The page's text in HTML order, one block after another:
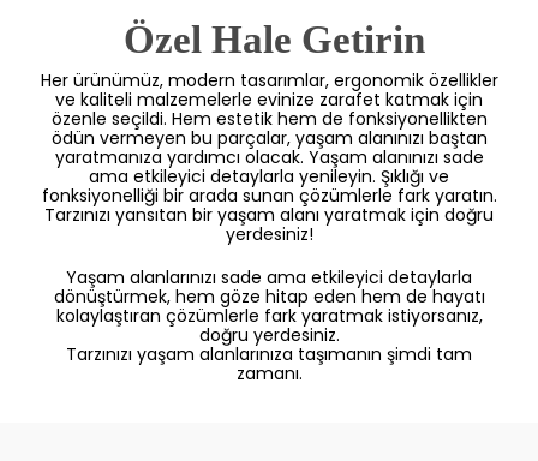
Özel Hale Getirin
Her ürünümüz, modern tasarımlar, ergonomik özellikler
ve kaliteli malzemelerle evinize zarafet katmak için
özenle seçildi. Hem estetik hem de fonksiyonellikten
ödün vermeyen bu parçalar, yaşam alanınızı baştan
yaratmanıza yardımcı olacak. Yaşam alanınızı sade
ama etkileyici detaylarla yenileyin. Şıklığı ve
fonksiyonelliği bir arada sunan çözümlerle fark yaratın.
Tarzınızı yansıtan bir yaşam alanı yaratmak için doğru
yerdesiniz!
Yaşam alanlarınızı sade ama etkileyici detaylarla
dönüştürmek, hem göze hitap eden hem de hayatı
kolaylaştıran çözümlerle fark yaratmak istiyorsanız,
doğru yerdesiniz.
Tarzınızı yaşam alanlarınıza taşımanın şimdi tam
zamanı.